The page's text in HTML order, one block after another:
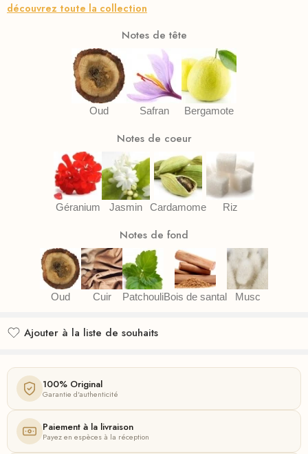
découvrez toute la collection
Notes de tête
Oud Safran Bergamote
Notes de coeur
Géranium Jasmin Cardamome Riz
Notes de fond
Oud Cuir PatchouliBois de santal Musc
Ajouter à la liste de souhaits
100% Original
Garantie d'authenticité
Paiement à la livraison
Payez en espèces à la réception